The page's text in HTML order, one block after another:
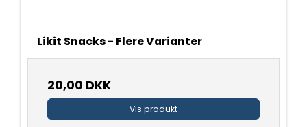
Likit Snacks - Flere Varianter
20,00 DKK
Vis produkt